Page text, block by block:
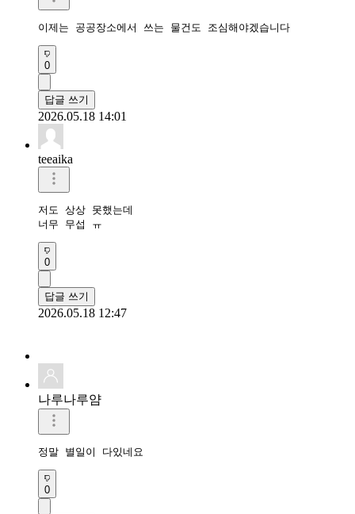
이제는 공공장소에서 쓰는 물건도 조심해야겠습니다
0
답글 쓰기
2026.05.18 14:01
teeaika
저도 상상 못했는데
너무 무섭 ㅠ
0
답글 쓰기
2026.05.18 12:47
나루나루얌
정말 별일이 다있네요
0